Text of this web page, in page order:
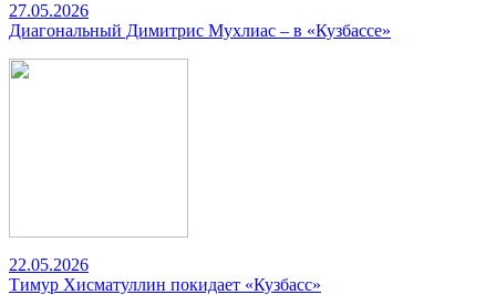
27.05.2026
Диагональный Димитрис Мухлиас – в «Кузбассе»
22.05.2026
Тимур Хисматуллин покидает «Кузбасс»